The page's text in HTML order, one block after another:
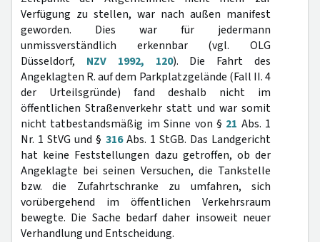
Verfügung zu stellen, war nach außen manifest
geworden. Dies war für jedermann
unmissverständlich erkennbar (vgl. OLG
Düsseldorf, NZV 1992, 120). Die Fahrt des
Angeklagten R. auf dem Parkplatzgelände (Fall II. 4
der Urteilsgründe) fand deshalb nicht im
öffentlichen Straßenverkehr statt und war somit
nicht tatbestandsmäßig im Sinne von § 21 Abs. 1
Nr. 1 StVG und § 316Abs. 1 StGB. Das Landgericht
hat keine Feststellungen dazu getroffen, ob der
Angeklagte bei seinen Versuchen, die Tankstelle
bzw. die Zufahrtschranke zu umfahren, sich
vorübergehend im öffentlichen Verkehrsraum
bewegte. Die Sache bedarf daher insoweit neuer
Verhandlung und Entscheidung.